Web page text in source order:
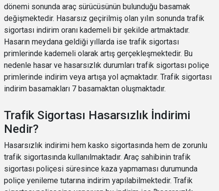
dönemi sonunda araç sürücüsünün bulunduğu basamak
değişmektedir. Hasarsız geçirilmiş olan yılın sonunda trafik
sigortası indirim oranı kademeli bir şekilde artmaktadır.
Hasarın meydana geldiği yıllarda ise trafik sigortası
primlerinde kademeli olarak artış gerçekleşmektedir. Bu
nedenle hasar ve hasarsızlık durumları trafik sigortası poliçe
primlerinde indirim veya artışa yol açmaktadır. Trafik sigortası
indirim basamakları 7 basamaktan oluşmaktadır.
Trafik Sigortası Hasarsızlık İndirimi
Nedir?
Hasarsızlık indirimi hem kasko sigortasında hem de zorunlu
trafik sigortasında kullanılmaktadır. Araç sahibinin trafik
sigortası poliçesi süresince kaza yapmaması durumunda
poliçe yenileme tutarına indirim yapılabilmektedir. Trafik